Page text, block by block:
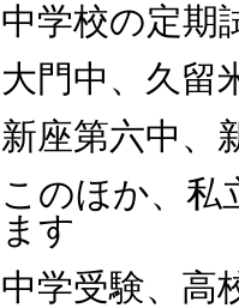
中学校の定期
大門中、久留
新座第六中、
このほか、私
ます
中学受験、高